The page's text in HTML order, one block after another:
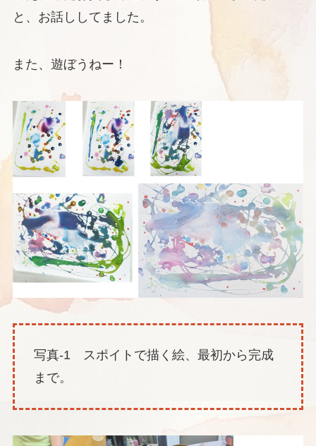
と、お話ししてました。
また、遊ぼうねー！
写真-1 スポイトで描く絵、最初から完成
まで。